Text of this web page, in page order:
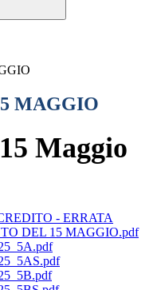
MAGGIO
Maggio
- ERRATA
DEL 15 MAGGIO.pdf